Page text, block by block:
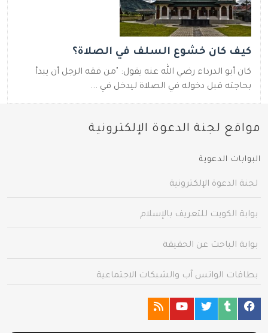
كيف كان خشوع السلف في الصلاة؟
كان أبو الدرداء رضي الله عنه يقول‏:‏ "من فقه الرجل أن يبدأ
بحاجته قبل دخوله في الصلاة ليدخل في ...
مواقع لجنة الدعوة الإلكترونية
البوابات الدعوية
لجنة الدعوة الإلكترونية
بوابة الكويت للتعريف بالإسلام
بوابة الباحث عن الحقيقة
بطاقات الواتس آب والشبكات الاجتماعية